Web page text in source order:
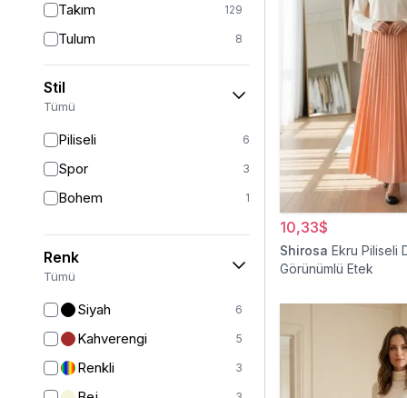
Takım 129
Tulum 8
Pantolon 151
Etek 19
Bone 15
Ferace
Kap & Pardesü
Trençkot
Hırka
Stil
Tümü
Piliseli 6
Spor 3
Bohem 1
Renk
Tümü
Siyah 6
Kahverengi 5
Renkli 3
10,33$
Shirosa Ekru Piliseli
Görünümlü Etek